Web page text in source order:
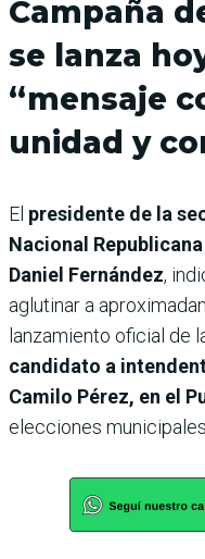
Campaña
se lanza
“mensaje
unidad y
El presidente de la
Nacional Republicana
Daniel Fernández,
aglutinar a
lanzamiento oficial de
candidato a
Camilo Pérez, en el
elecciones